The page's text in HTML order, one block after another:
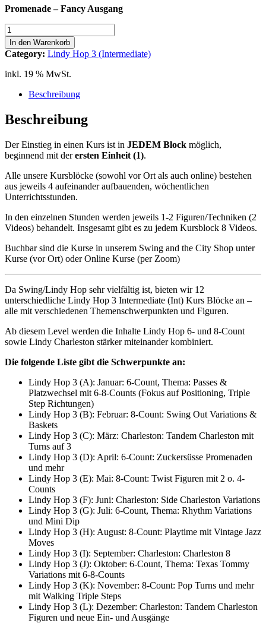
Promenade – Fancy Ausgang
Lindy
Hop
3
(Int)
Block
7
Promenade
Fancy
Ausgang
In den Warenkorb
Category: Lindy Hop 3 (Intermediate)
inkl. 19 % MwSt.
Beschreibung
Beschreibung
Der Einstieg in einen Kurs ist in JEDEM Block möglich,
beginnend mit derersten Einheit (1).
Alle unsere Kursblöcke (sowohl vor Ort als auch online) bestehen
aus jeweils 4 aufeinander aufbauenden, wöchentlichen
Unterrichtsstunden.
In den einzelnen Stunden werden jeweils 1-2 Figuren/Techniken (2
Videos) behandelt. Insgesamt gibt es zu jedem Kursblock 8 Videos.
Buchbar sind die Kurse in unserem Swing and the City Shop unter
Kurse (vor Ort) oder Online Kurse (per Zoom)
Da Swing/Lindy Hop sehr vielfältig ist, bieten wir 12
unterschiedliche Lindy Hop 3 Intermediate (Int) Kurs Blöcke an –
alle mit verschiedenen Themenschwerpunkten und Figuren.
Ab diesem Level werden die Inhalte Lindy Hop 6- und 8-Count
sowie Lindy Charleston stärker miteinander kombiniert.
Die folgende Liste gibt die Schwerpunkte an:
Lindy Hop 3 (A): Januar: 6-Count, Thema: Passes &
Platzwechsel mit 6-8-Counts (Fokus auf Positioning, Triple
Step Richtungen)
Lindy Hop 3 (B): Februar: 8-Count: Swing Out Variations &
Baskets
Lindy Hop 3 (C): März: Charleston: Tandem Charleston mit
Turns auf 3
Lindy Hop 3 (D): April: 6-Count: Zuckersüsse Promenaden
und mehr
Lindy Hop 3 (E): Mai: 8-Count: Twist Figuren mit 2 o. 4-
Counts
Lindy Hop 3 (F): Juni: Charleston: Side Charleston Variations
Lindy Hop 3 (G): Juli: 6-Count, Thema: Rhythm Variations
und Mini Dip
Lindy Hop 3 (H): August: 8-Count: Playtime mit Vintage Jazz
Moves
Lindy Hop 3 (I): September: Charleston: Charleston 8
Lindy Hop 3 (J): Oktober: 6-Count, Thema: Texas Tommy
Variations mit 6-8-Counts
Lindy Hop 3 (K): November: 8-Count: Pop Turns und mehr
mit Walking Triple Steps
Lindy Hop 3 (L): Dezember: Charleston: Tandem Charleston
Figuren und neue Ein- und Ausgänge